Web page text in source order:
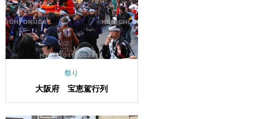
祭り
大阪府 宝恵駕行列